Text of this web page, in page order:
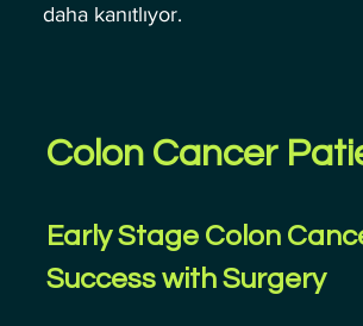
daha kanıtlıyor.
Colon Cancer
Early Stage Colon
Success with Surgery